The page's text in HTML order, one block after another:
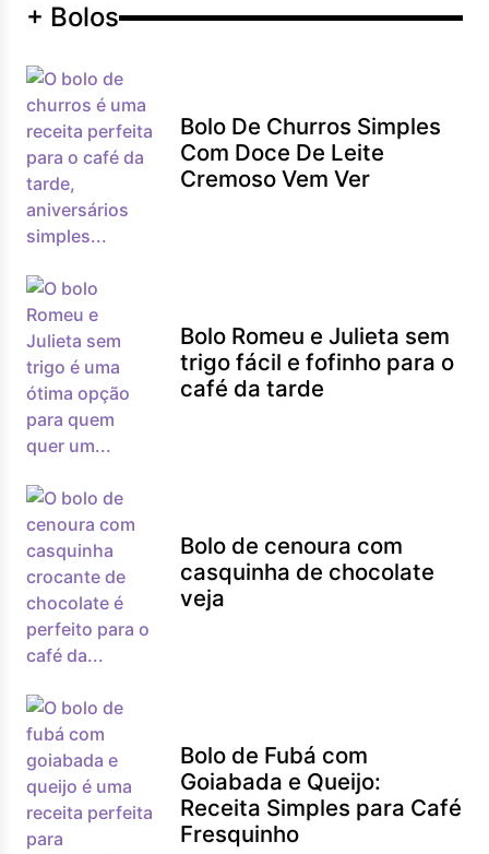
+ Bolos
Bolo De Churros Simples
Com Doce De Leite
Cremoso Vem Ver
Bolo Romeu e Julieta sem
trigo fácil e fofinho para o
café da tarde
Bolo de cenoura com
casquinha de chocolate
veja
Bolo de Fubá com
Goiabada e Queijo:
Receita Simples para Café
Fresquinho